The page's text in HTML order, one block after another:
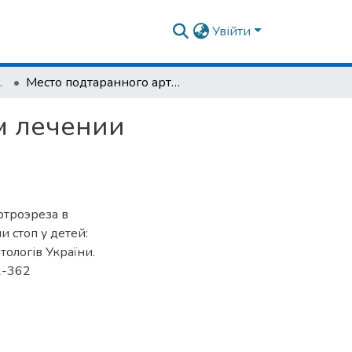
Увійти
Место подтаранного артроэреза в комплексном лечении плосковальгусной деформации стоп у детей
лечении
в
стоп у детей:
України.
362